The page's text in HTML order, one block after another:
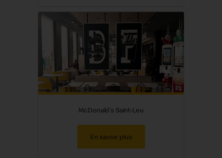
McDonald's Saint-Leu
En savoir plus